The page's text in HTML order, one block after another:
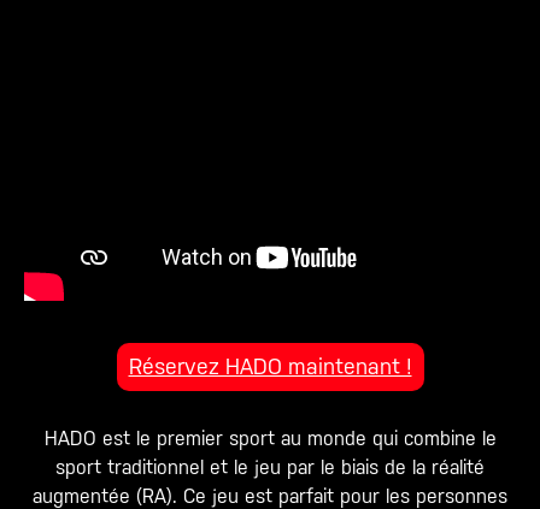
Réservez HADO maintenant !
HADO est le premier sport au monde qui combine le
sport traditionnel et le jeu par le biais de la réalité
augmentée (RA). Ce jeu est parfait pour les personnes